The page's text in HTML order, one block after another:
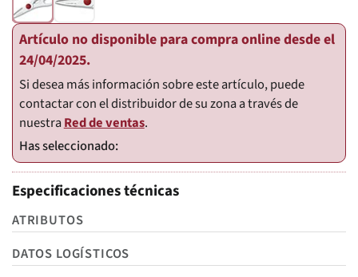
Artículo no disponible para compra online desde el
24/04/2025.
Si desea más información sobre este artículo, puede
contactar con el distribuidor de su zona a través de
nuestraRed de ventas.
Especificaciones técnicas
ATRIBUTOS
DATOS LOGÍSTICOS